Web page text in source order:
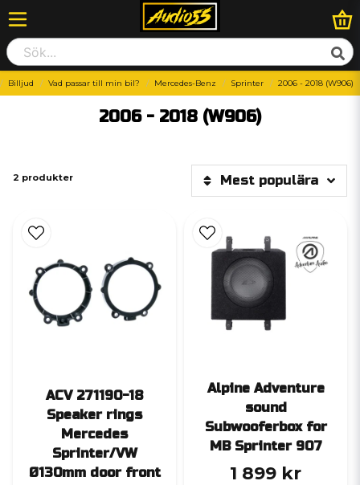
Billjud Vad passar till min bil? Mercedes-Benz Sprinter 2006 - 2018 (W906)
2006 - 2018 (W906)
2 produkter Mest populära
ACV 271190-18
Speaker rings
Mercedes
Sprinter/VW
Ø130mm door front
Alpine Adventure
sound
Subwooferbox for
MB Sprinter 907
1 899 kr